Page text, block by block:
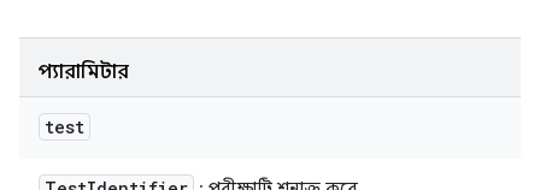
প্যারামিটার
test